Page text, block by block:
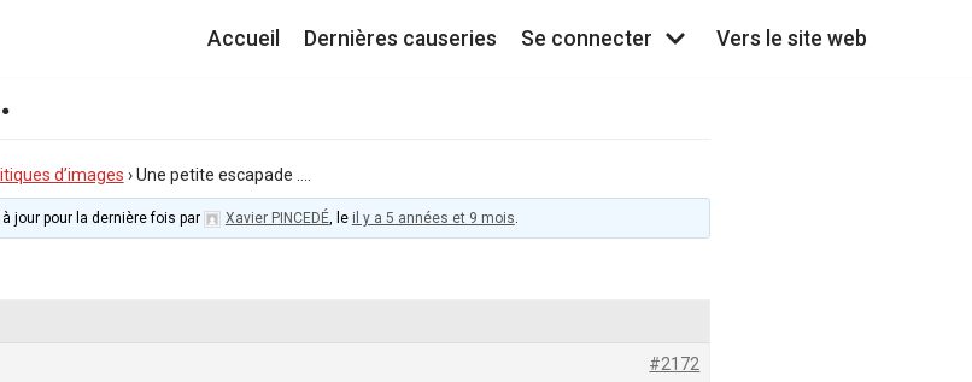
Accueil Dernières causeries Se connecter Vers le site web
d’images › Une petite escapade ….
jour pour la dernière fois par Xavier PINCEDÉ, le il y a 5 années et 9 mois.
#2172